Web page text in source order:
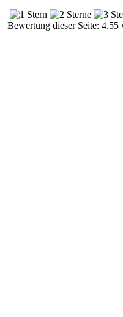
Bewertung dieser Seite: